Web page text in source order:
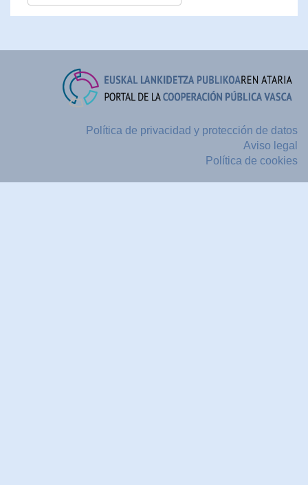
Política de privacidad y protección de datos
Aviso legal
Política de cookies